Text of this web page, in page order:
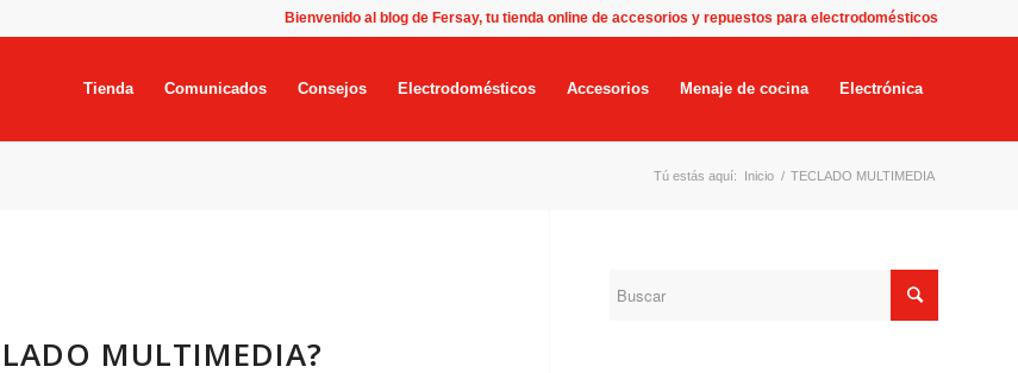
Bienvenido al blog de Fersay, tu tienda online de accesorios y repuestos para electrodomésticos
Tienda Comunicados Consejos Electrodomésticos Accesorios Menaje de cocina Electrónica
Tú estás aquí: Inicio / TECLADO MULTIMEDIA
MULTIMEDIA?